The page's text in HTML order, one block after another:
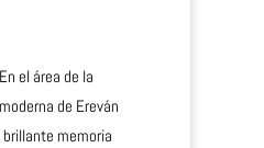
el área de la
de Ereván
memoria